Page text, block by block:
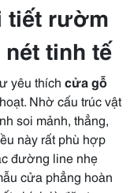
tiết rườm
tinh tế
yêu thích cửa gỗ
Nhờ cấu trúc vật
soi mảnh, thẳng,
này rất phù hợp
đường line nhẹ
cửa phẳng hoàn